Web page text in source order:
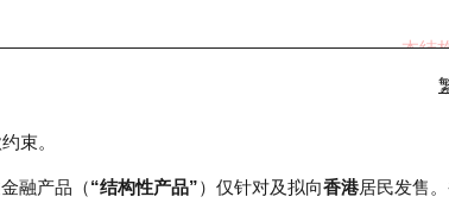
本结
ol-
束。
融产品（“结构性产品”）仅针对及拟向香港居民发售